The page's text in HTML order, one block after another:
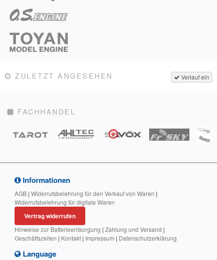
Verlauf ein
ZULETZT ANGESEHEN
FACHHANDEL
Informationen
AGB | Widerrufsbelehrung für den Verkauf von Waren |
Widerrufsbelehrung für digitale Waren
Vertrag widerrufen
Hinweise zur Batterieentsorgung | Zahlung und Versand |
Geschäftszeiten | Kontakt | Impressum | Datenschutzerklärung
Language